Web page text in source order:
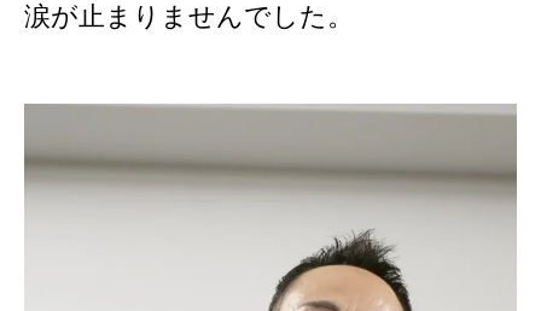
涙が止まりませんでした。